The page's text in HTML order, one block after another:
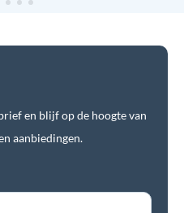
en blijf op de hoogte van
aanbiedingen.